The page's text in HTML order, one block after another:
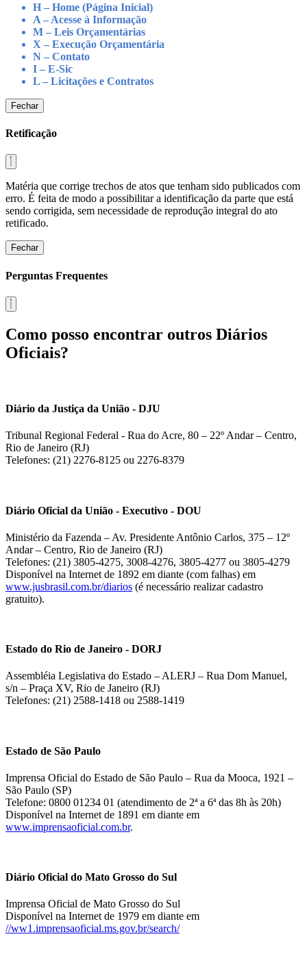
H – Home (Página Inicial)
A – Acesse à Informação
M – Leis Orçamentárias
X – Execução Orçamentária
N – Contato
I – E-Sic
L – Licitações e Contratos
Fechar
Retificação
Matéria que corrige trechos de atos que tenham sido publicados com
erro. É feita de modo a possibilitar a identificação da parte que está
sendo corrigida, sem necessidade de reprodução integral do ato
retificado.
Fechar
Perguntas Frequentes
Como posso encontrar outros Diários
Oficiais?
Diário da Justiça da União - DJU
Tribunal Regional Federal - Rua do Acre, 80 – 22º Andar – Centro,
Rio de Janeiro (RJ)
Telefones: (21) 2276-8125 ou 2276-8379
Diário Oficial da União - Executivo - DOU
Ministério da Fazenda – Av. Presidente Antônio Carlos, 375 – 12º
Andar – Centro, Rio de Janeiro (RJ)
Telefones: (21) 3805-4275, 3008-4276, 3805-4277 ou 3805-4279
Disponível na Internet de 1892 em diante (com falhas) em
www.jusbrasil.com.br/diarios (é necessário realizar cadastro
gratuito).
Estado do Rio de Janeiro - DORJ
Assembléia Legislativa do Estado – ALERJ – Rua Dom Manuel,
s/n – Praça XV, Rio de Janeiro (RJ)
Telefones: (21) 2588-1418 ou 2588-1419
Estado de São Paulo
Imprensa Oficial do Estado de São Paulo – Rua da Mooca, 1921 –
São Paulo (SP)
Telefone: 0800 01234 01 (atendimento de 2ª a 6ª das 8h às 20h)
Disponível na Internet de 1891 em diante em
www.imprensaoficial.com.br.
Diário Oficial do Mato Grosso do Sul
Imprensa Oficial de Mato Grosso do Sul
Disponível na Internet de 1979 em diante em
//ww1.imprensaoficial.ms.gov.br/search/